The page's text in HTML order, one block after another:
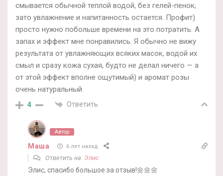
смывается обычной теплой водой, без гелей-пенок,
зато увлажнение и напитанность остается. Профит)
просто нужно побольше времени на это потратить. А
запах и эффект мне понравились. Я обычно не вижу
результата от увлажняющих всяких масок, водой их
смыл и сразу кожа сухая, будто не делал ничего — а
от этой эффект вполне ощутимый) и аромат розы
очень натуральный.
4 Ответить
Автор
Маша 6 лет назад
Ответить на Элис
Элис, спасибо большое за отзыв!🌼🌼🌼